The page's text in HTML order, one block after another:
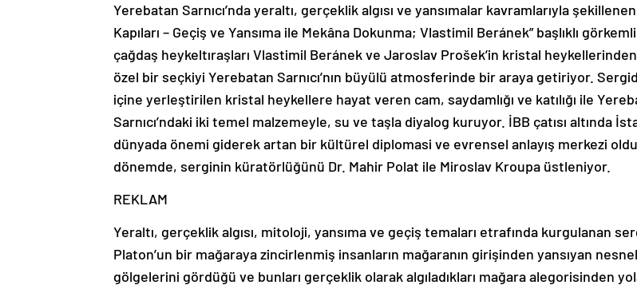
Yerebatan Sarnıcı’nda yeraltı, gerçeklik algısı ve yansımalar kavramlarıyla şekillenen
Kapıları – Geçiş ve Yansıma ile Mekâna Dokunma; Vlastimil Beránek” başlıklı
çağdaş heykeltıraşları Vlastimil Beránek ve Jaroslav Prošek’in kristal
özel bir seçkiyi Yerebatan Sarnıcı’nın büyülü atmosferinde bir araya getiriyor.
içine yerleştirilen kristal heykellere hayat veren cam, saydamlığı ve katılığı ile
Sarnıcı’ndaki iki temel malzemeyle, su ve taşla diyalog kuruyor. İBB çatısı altında
dünyada önemi giderek artan bir kültürel diplomasi ve evrensel anlayış merkezi
dönemde, serginin küratörlüğünü Dr. Mahir Polat ile Miroslav Kroupa üstleniyor.
REKLAM
Yeraltı, gerçeklik algısı, mitoloji, yansıma ve geçiş temaları etrafında kurgulanan
Platon’un bir mağaraya zincirlenmiş insanların mağaranın girişinden yansıyan
gölgelerini gördüğü ve bunları gerçeklik olarak algıladıkları mağara alegorisinden